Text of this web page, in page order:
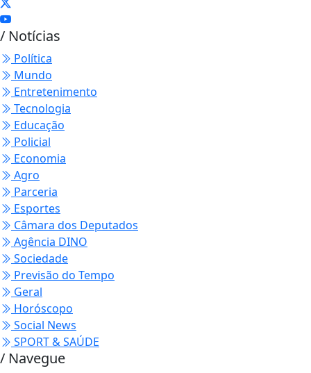
/ Notícias
Política
Mundo
Entretenimento
Tecnologia
Educação
Policial
Economia
Agro
Parceria
Esportes
Câmara dos Deputados
Agência DINO
Sociedade
Previsão do Tempo
Geral
Horóscopo
Social News
SPORT & SAÚDE
/ Navegue